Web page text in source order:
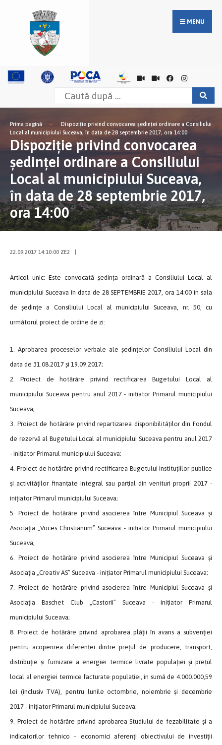
MENU
Prima pagină
Dispoziție privind convocarea şedinţei ordinare a Consiliului
Local al municipiului Suceava, în data de 28 septembrie 2017, ora 14:00
Dispoziție privind convocarea
şedinţei ordinare a Consiliului
Local al municipiului Suceava,
în data de 28 septembrie 2017,
ora 14:00
22.09.2017 14:10:00 ZE2
Articol unic: Este convocată ședința ordinară a Consiliului Local al
municipiului Suceava în data de 28 SEPTEMBRIE 2017, ora 14:00 în sala
de ședințe a Consiliului Local al municipiului Suceava, nr. 50, cu
următorul proiect de ordine de zi:
1. Aprobarea proceselor verbale ale ședințelor Consiliului Local din
data de 31.08.2017 și 19.09.2017;
2. Proiect de hotărâre privind rectificarea Bugetului Local al
municipiului Suceava pentru anul 2017 - inițiator Primarul municipiului
Suceava;
3. Proiect de hotărâre privind repartizarea disponibilităților din Fondul
de rezervă al Bugetului Local al municipiului Suceava pentru anul 2017
- inițiator Primarul municipiului Suceava;
4. Proiect de hotărâre privind rectificarea Bugetului instituțiilor publice
și activităților finanțate integral sau parțial din venituri proprii 2017 -
inițiator Primarul municipiului Suceava;
5. Proiect de hotărâre privind asocierea între Municipiul Suceava și
Asociația „Voces Christianum” Suceava - inițiator Primarul municipiului
Suceava;
6. Proiect de hotărâre privind asocierea între Municipiul Suceava și
Asociația „Creativ AS” Suceava - inițiator Primarul municipiului Suceava;
7. Proiect de hotărâre privind asocierea între Municipiul Suceava și
Asociația Baschet Club „Castorii” Suceava - inițiator Primarul
municipiului Suceava;
8. Proiect de hotărâre privind aprobarea plății în avans a subvenției
pentru acoperirea diferenței dintre prețul de producere, transport,
distribuție și furnizare a energiei termice livrate populației și prețul
local al energiei termice facturate populației, în sumă de 4.000.000,59
lei (inclusiv TVA), pentru lunile octombrie, noiembrie și decembrie
2017 - inițiator Primarul municipiului Suceava;
9. Proiect de hotărâre privind aprobarea Studiului de fezabilitate și a
indicatorilor tehnico – economici aferenți obiectivului de investiții